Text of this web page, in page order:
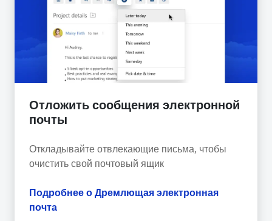
Отложить сообщения электронной
почты
Откладывайте отвлекающие письма, чтобы
очистить свой почтовый ящик
Подробнее о Дремлющая электронная
почта